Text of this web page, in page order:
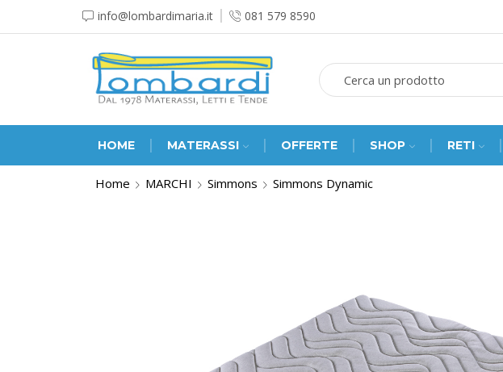
info@lombardimaria.it 081 579 8590
HOME MATERASSI OFFERTE SHOP RETI
Home MARCHI Simmons Simmons Dynamic